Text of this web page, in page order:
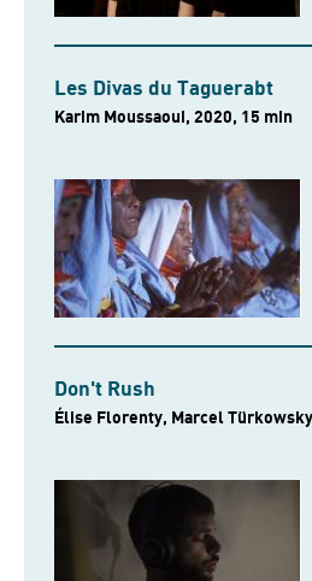
Les Divas du Taguerabt
Karim Moussaoui, 2020, 15 min
Don't Rush
Élise Florenty, Marcel